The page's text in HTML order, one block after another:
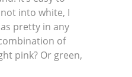
into white, I
pretty in any
of
pink? Or green,